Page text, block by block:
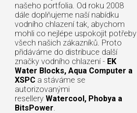
našeho portfolia. Od roku 2008
dále doplňujeme naší nabídku
vodního chlazení tak, abychom
mohli co nejlépe uspokojit potřeby
všech našich zákazníků. Proto
přidáváme do distribuce další
značky vodního chlazení - EK
Water Blocks, Aqua Computer a
XSPC a stáváme se
autorizovanými
resellery Watercool, Phobya a
BitsPower.